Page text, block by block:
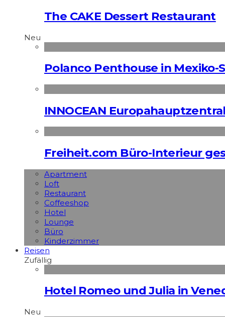
The CAKE Dessert Restaurant
Neu
Polanco Penthouse in Mexiko-
INNOCEAN
Freiheit.com Büro-Interieur
Apart­ment
Loft
Restaurant
Coffeeshop
Hotel
Lounge
Büro
Kinderzimmer
Reisen
Zufällig
Hotel Romeo und Julia in
Neu